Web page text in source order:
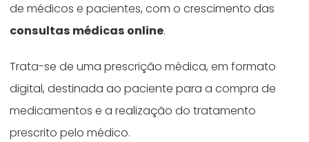
de médicos e pacientes, com o crescimento das
consultas médicas online.
Trata-se de uma prescrição médica, em formato
digital, destinada ao paciente para a compra de
medicamentos e a realização do tratamento
prescrito pelo médico.